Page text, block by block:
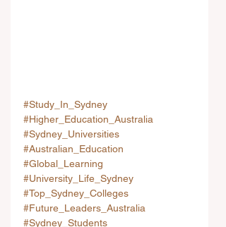
#Study_In_Sydney
#Higher_Education_Australia
#Sydney_Universities
#Australian_Education
#Global_Learning
#University_Life_Sydney
#Top_Sydney_Colleges
#Future_Leaders_Australia
#Sydney_Students